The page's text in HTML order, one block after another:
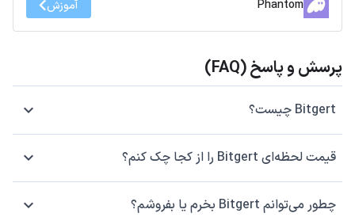
Phantom آموزش
پرسش و پاسخ (FAQ)
Bitgert چیست؟
قیمت لحظه‌ای Bitgert را از کجا چک کنم؟
چطور می‌توانم Bitgert بخرم یا بفروشم؟